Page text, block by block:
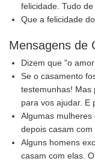
felicidade. Tudo
Que a felicidade
Mensagens de
Dizem que "o
Se o casamento
testemunhas! Mas
para vos ajudar. E
Algumas
depois casam
Alguns homens
casam com elas.